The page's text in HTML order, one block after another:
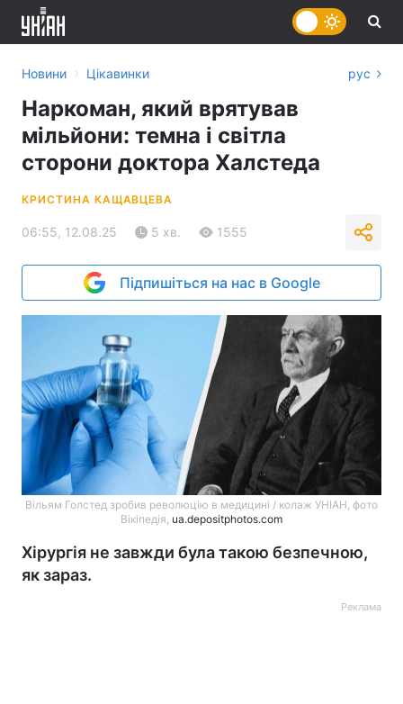
Новини › Цікавинки рус
Наркоман, який врятував
мільйони: темна і світла
сторони доктора Халстеда
КРИСТИНА КАЩАВЦЕВА
06:55, 12.08.25 5 хв. 1555
Підпишіться на нас в Google
Вільям Голстед зробив революцію в медицині / колаж УНІАН, фото
Вікіпедія, ua.depositphotos.com
Хірургія не завжди була такою безпечною,
як зараз.
Реклама